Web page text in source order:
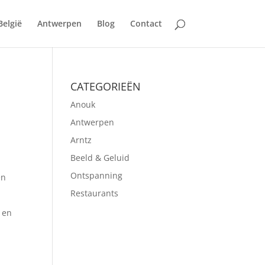
Antwerpen Blog Contact
CATEGORIEËN
Anouk
Antwerpen
Arntz
Beeld & Geluid
Ontspanning
Restaurants